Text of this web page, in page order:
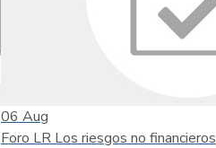
06 Aug
Foro LR Los riesgos no financieros